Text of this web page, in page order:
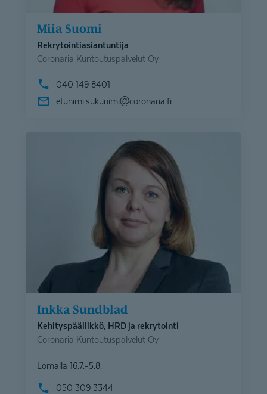
Miia Suomi
Rekrytointiasiantuntija
Coronaria Kuntoutuspalvelut Oy
040 149 8401
etunimi.sukunimi@coronaria.fi
Inkka Sundblad
Kehityspäällikkö, HRD ja rekrytointi
Coronaria Kuntoutuspalvelut Oy
Lomalla 16.7.-5.8.
050 309 3344